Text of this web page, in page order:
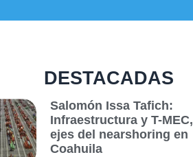
DESTACADAS
Salomón Issa Tafich:
Infraestructura y T-MEC,
ejes del nearshoring en
Coahuila